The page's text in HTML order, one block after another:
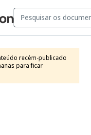
recém-publicado
para ficar